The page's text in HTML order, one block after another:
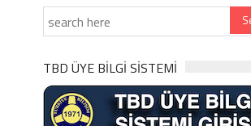
TBD ÜYE BİLGİ SİSTEMİ